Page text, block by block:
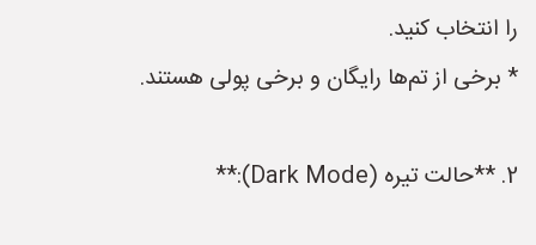
را انتخاب کنید.
* برخی از تم‌ها رایگان و برخی پولی هستند.
2. **حالت تیره (Dark Mode):**